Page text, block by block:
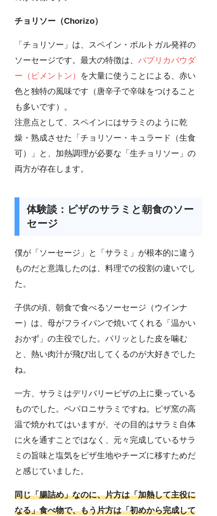
チョリソー（Chorizo）
「チョリソー」は、スペイン・ポルトガル発祥の
ソーセージです。最大の特徴は、 パプリカパウダ
ー（ピメントン）
を大量に使うことによる、赤い
色と独特の風味です（唐辛子で辛味をつけること
も多いです）。
注意点として、スペインにはサラミのように乾
燥・熟成させた「チョリソー・キュラード（生食
可）」と、加熱調理が必要な「生チョリソー」の
両方が存在します。
体験談：ピザのサラミと朝食のソー
セージ
僕が「ソーセージ」と「サラミ」が根本的に違う
ものだと意識したのは、料理での役割の違いでし
た。
子供の頃、朝食で食べるソーセージ（ウインナ
ー）は、母がフライパンで焼いてくれる「温かい
おかず」の主役でした。パリッとした皮を噛む
と、熱い肉汁が飛び出してくるのが大好きでした
ね。
一方、サラミはデリバリーピザの上に乗っている
ものでした。ペパロニサラミですね。ピザ窯の高
温で焼かれてはいますが、その目的はサラミ自体
に火を通すことではなく、元々完成しているサラ
ミの旨味と塩気をピザ生地やチーズに移すためだ
と感じていました。
同じ「腸詰め」なのに、片方は「加熱して主役に
なる」食べ物で、もう片方は「初めから完成して